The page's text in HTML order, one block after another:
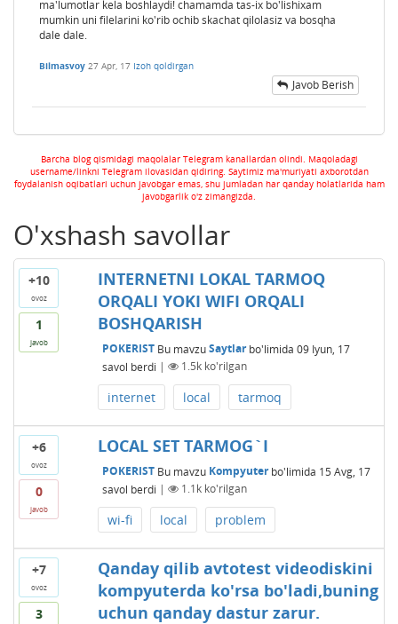
ma'lumotlar kela boshlaydi! chamamda tas-ix bo'lishixam
mumkin uni filelarini ko'rib ochib skachat qilolasiz va bosqha
dale dale.
Bilmasvoy 27 Apr, 17 Izoh qoldirgan
Javob Berish
Barcha blog qismidagi maqolalar Telegram kanallardan olindi. Maqoladagi
username/linkni Telegram ilovasidan qidiring. Saytimiz ma'muriyati axborotdan
foydalanish oqibatlari uchun javobgar emas, shu jumladan har qanday holatlarida ham
javobgarlik o'z zimangizda.
O'xshash savollar
+10
ovoz
1
javob
INTERNETNI LOKAL TARMOQ
ORQALI YOKI WIFI ORQALI
BOSHQARISH
POKERIST Bu mavzuSaytlarbo'limida 09 Iyun, 17
savol berdi | 1.5kko'rilgan
internet local tarmoq
+6
ovoz
0
javob
LOCAL SET TARMOG`I
POKERIST Bu mavzu Kompyuterbo'limida 15 Avg, 17
savol berdi | 1.1kko'rilgan
wi-fi local problem
+7
ovoz
3
Qanday qilib avtotest videodiskini
kompyuterda ko'rsa bo'ladi,buning
uchun qanday dastur zarur.